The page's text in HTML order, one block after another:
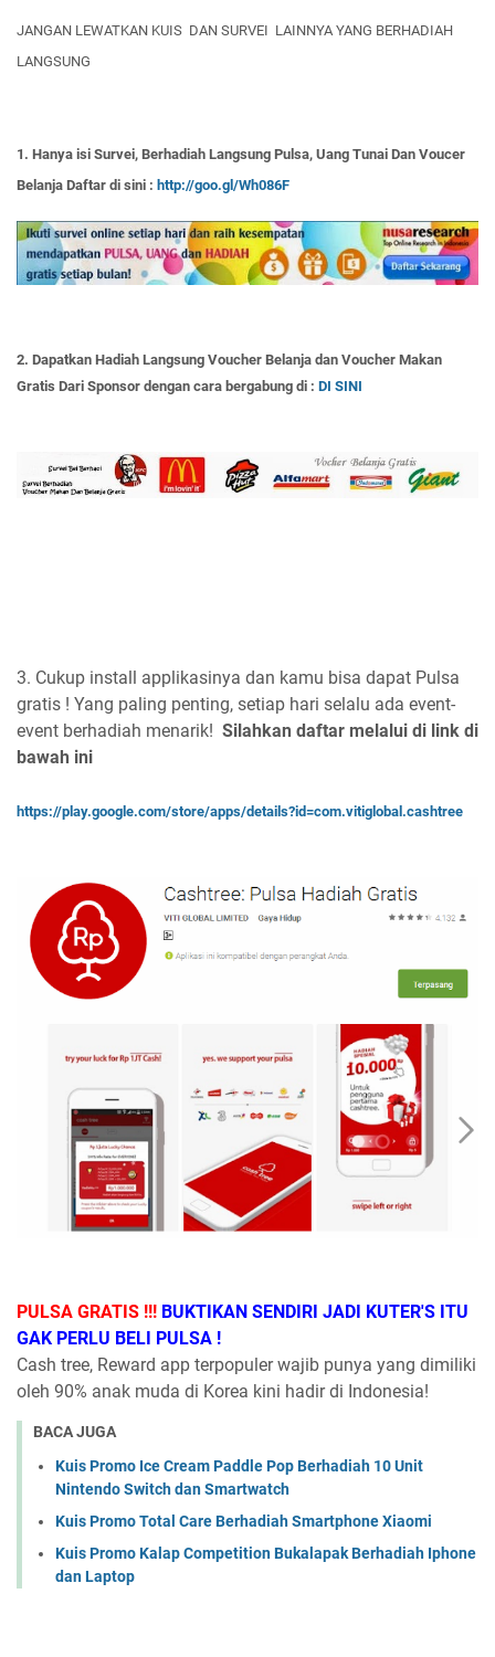
JANGAN LEWATKAN KUIS DAN SURVEI LAINNYA YANG BERHADIAH
LANGSUNG
1. Hanya isi Survei, Berhadiah Langsung Pulsa, Uang Tunai Dan Voucer
Belanja Daftar di sini : http://goo.gl/Wh086F
2. Dapatkan Hadiah Langsung Voucher Belanja dan Voucher Makan
Gratis Dari Sponsor dengan cara bergabung di : DI SINI
3. Cukup install applikasinya dan kamu bisa dapat Pulsa
gratis ! Yang paling penting, setiap hari selalu ada event-
event berhadiah menarik! Silahkan daftar melalui di link di
bawah ini
https://play.google.com/store/apps/details?id=com.vitiglobal.cashtree
PULSA GRATIS !!! BUKTIKAN SENDIRI JADI KUTER'S ITU
GAK PERLU BELI PULSA !
Cash tree, Reward app terpopuler wajib punya yang dimiliki
oleh 90% anak muda di Korea kini hadir di Indonesia!
BACA JUGA
Kuis Promo Ice Cream Paddle Pop Berhadiah 10 Unit
Nintendo Switch dan Smartwatch
Kuis Promo Total Care Berhadiah Smartphone Xiaomi
Kuis Promo Kalap Competition Bukalapak Berhadiah Iphone
dan Laptop